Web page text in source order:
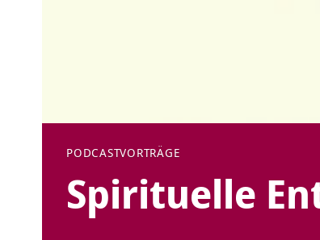
PODCASTVORTRÄGE
Spirituelle